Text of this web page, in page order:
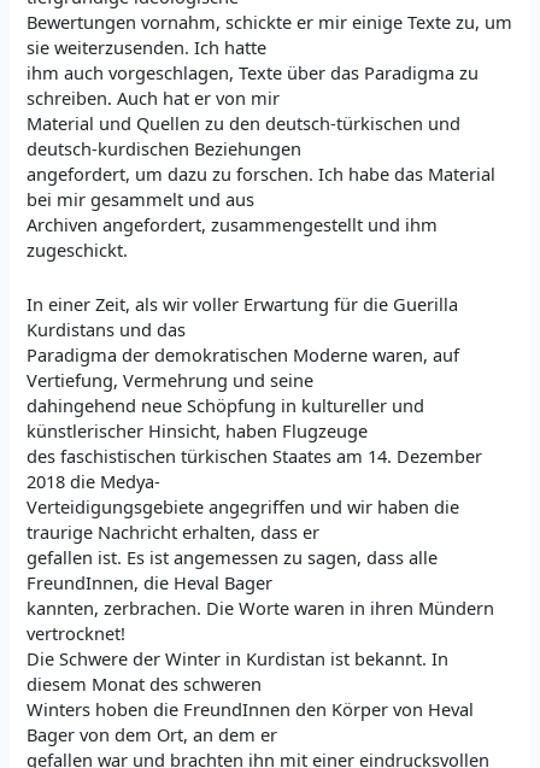
Bewertungen vornahm, schickte er mir einige Texte zu, um
sie weiterzusenden. Ich hatte
ihm auch vorgeschlagen, Texte über das Paradigma zu
schreiben. Auch hat er von mir
Material und Quellen zu den deutsch-türkischen und
deutsch-kurdischen Beziehungen
angefordert, um dazu zu forschen. Ich habe das Material
bei mir gesammelt und aus
Archiven angefordert, zusammengestellt und ihm
zugeschickt.
In einer Zeit, als wir voller Erwartung für die Guerilla
Kurdistans und das
Paradigma der demokratischen Moderne waren, auf
Vertiefung, Vermehrung und seine
dahingehend neue Schöpfung in kultureller und
künstlerischer Hinsicht, haben Flugzeuge
des faschistischen türkischen Staates am 14. Dezember
2018 die Medya-
Verteidigungsgebiete angegriffen und wir haben die
traurige Nachricht erhalten, dass er
gefallen ist. Es ist angemessen zu sagen, dass alle
FreundInnen, die Heval Bager
kannten, zerbrachen. Die Worte waren in ihren Mündern
vertrocknet!
Die Schwere der Winter in Kurdistan ist bekannt. In
diesem Monat des schweren
Winters hoben die FreundInnen den Körper von Heval
Bager von dem Ort, an dem er
gefallen war und brachten ihn mit einer eindrucksvollen